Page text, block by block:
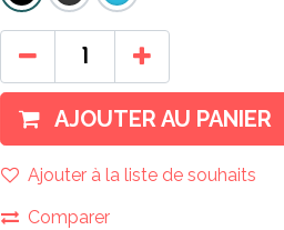
AJOUTER AU PANIER
Ajouter à la liste de souhaits
Comparer